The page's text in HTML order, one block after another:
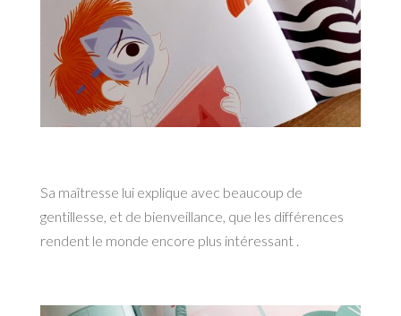
Sa maîtresse lui explique avec beaucoup de
gentillesse, et de bienveillance, que les différences
rendent le monde encore plus intéressant .